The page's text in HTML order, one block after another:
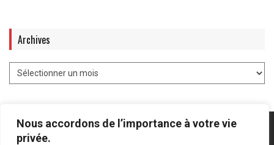
Nous accordons de l’importance à votre vie
privée.
Archives